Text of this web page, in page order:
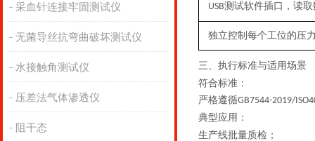
采血针连接牢固测试仪
无菌导丝抗弯曲破坏测试仪
水接触角测试仪
压差法气体渗透仪
阻干态
USB测试软件插口，读取
独立控制每个工位的压
三、 执行标准与适用场景
符合标准：
严格遵循‌GB7544-2019/
典型应用 ：
生产线批量质检；